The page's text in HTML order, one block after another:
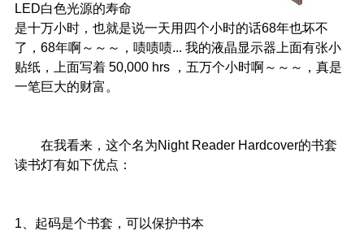
LED白色光源的寿命
是十万小时，也就是说一天用四个小时的话68年也坏不
了，68年啊～～～，啧啧啧... 我的液晶显示器上面有张小
贴纸，上面写着 50,000 hrs ，五万个小时啊～～～，真是
一笔巨大的财富。
在我看来，这个名为Night Reader Hardcover的书套
读书灯有如下优点：
1、起码是个书套，可以保护书本